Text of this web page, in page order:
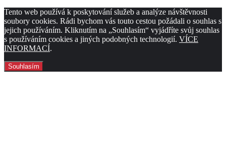
Tento web používá k poskytování služeb a analýze návštěvnosti
soubory cookies. Rádi bychom vás touto cestou požádali o souhlas s
jejich používáním. Kliknutím na „Souhlasím“ vyjádříte svůj souhlas
s používáním cookies a jiných podobných technologií. VÍCE
INFORMACÍ.
Souhlasím